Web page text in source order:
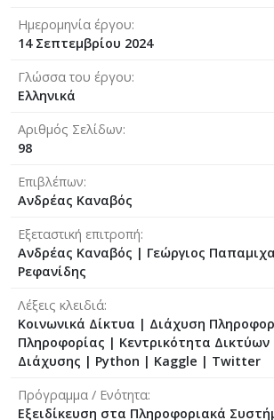
Ημερομηνία έργου
14 Σεπτεμβρίου 2024
Γλώσσα του έργου
Ελληνικά
Αριθμός Σελίδων
98
Επιβλέπων
Ανδρέας Καναβός
Εξεταστική επιτροπή
Ανδρέας Καναβός | Γεώργιος
Ρεφανίδης
Λέξεις κλειδιά
Κοινωνικά Δίκτυα | Διάχυση
Πληροφορίας | Κεντρικότητα
Διάχυσης | Python | Kaggle | Twitter
Πρόγραμμα / Ενότητα
Εξειδίκευση στα Πληροφοριακά